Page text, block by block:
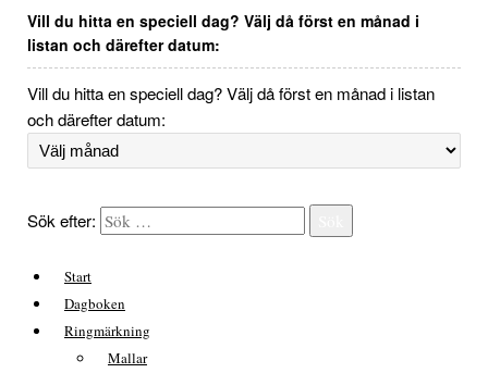
Vill du hitta en speciell dag? Välj då först en månad i
listan och därefter datum:
Vill du hitta en speciell dag? Välj då först en månad i listan
och därefter datum:
Sök efter:
Start
Dagboken
Ringmärkning
Mallar